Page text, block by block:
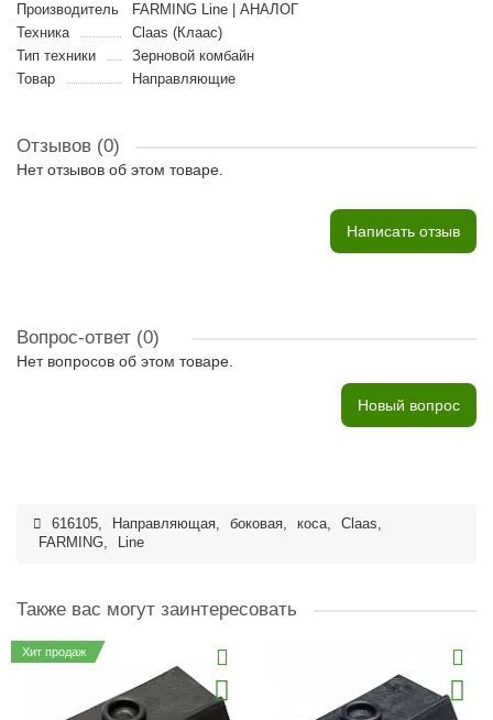
Производитель
FARMING Line | АНАЛОГ
Техника
Claas (Клаас)
Тип техники
Зерновой комбайн
Товар
Направляющие
Отзывов (0)
Нет отзывов об этом товаре.
Написать отзыв
Вопрос-ответ (0)
Нет вопросов об этом товаре.
Новый вопрос
616105, Направляющая, боковая, коса, Claas,
FARMING, Line
Также вас могут заинтересовать
Хит продаж